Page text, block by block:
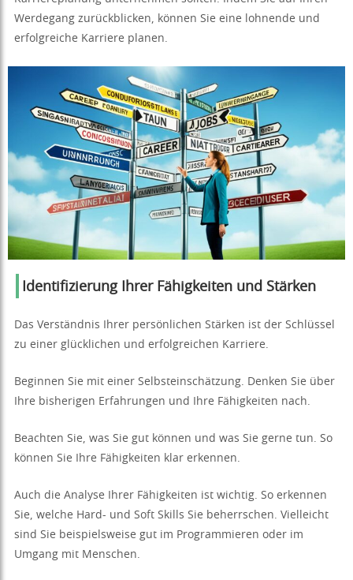
Werdegang zurückblicken, können Sie eine lohnende und
erfolgreiche Karriere planen.
Identifizierung Ihrer Fähigkeiten und Stärken
Das Verständnis Ihrer persönlichen Stärken ist der Schlüssel
zu einer glücklichen und erfolgreichen Karriere.
Beginnen Sie mit einer Selbsteinschätzung. Denken Sie über
Ihre bisherigen Erfahrungen und Ihre Fähigkeiten nach.
Beachten Sie, was Sie gut können und was Sie gerne tun. So
können Sie Ihre Fähigkeiten klar erkennen.
Auch die Analyse Ihrer Fähigkeiten ist wichtig. So erkennen
Sie, welche Hard- und Soft Skills Sie beherrschen. Vielleicht
sind Sie beispielsweise gut im Programmieren oder im
Umgang mit Menschen.